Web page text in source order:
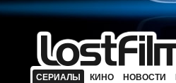
СЕРИАЛЫ КИНО НОВОСТИ